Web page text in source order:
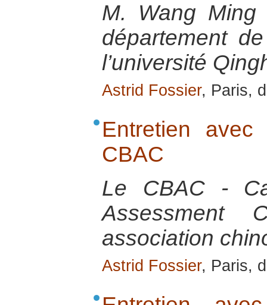
M. Wang Ming
département
l’université
Astrid Fossier, Paris,
Entretien
CBAC
Le CBAC -
association
Astrid Fossier, Paris,